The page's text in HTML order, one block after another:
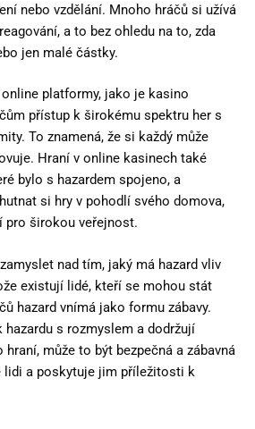
nebo vzdělání. Mnoho hráčů si užívá
a to bez ohledu na to, zda
jen malé částky.
platformy, jako je kasino
přístup k širokému spektru her s
To znamená, že si každý může
Hraní v online kasinech také
bylo s hazardem spojeno, a
si hry v pohodlí svého domova,
pro širokou veřejnost.
nad tím, jaký má hazard vliv
existují lidé, kteří se mohou stát
hazard vnímá jako formu zábavy.
hazardu s rozmyslem a dodržují
hraní, může to být bezpečná a zábavná
lidi a poskytuje jim příležitosti k